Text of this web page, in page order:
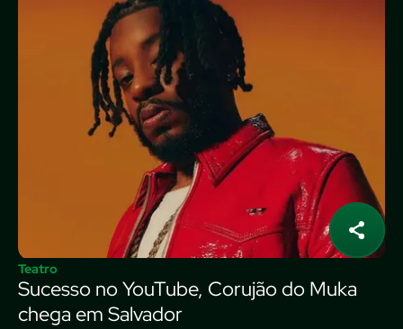
Teatro
Sucesso no YouTube, Corujão do Muka
chega em Salvador